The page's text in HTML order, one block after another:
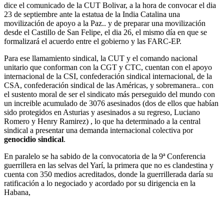
dice el comunicado de la CUT Bolivar, a la hora de convocar el dia
23 de septiembre ante la estatua de la India Catalina una
movilización de apoyo a la Paz.. y de preparar una movilización
desde el Castillo de San Felipe, el dia 26, el mismo día en que se
formalizará el acuerdo entre el gobierno y las FARC-EP.
Para ese llamamiento sindical, la CUT y el comando nacional
unitario que conforman con la CGT y CTC, cuentan con el apoyo
internacional de la CSI, confederación sindical internacional, de la
CSA, confederación sindical de las Américas, y sobremanera.. con
el sustento moral de ser el sindicato más perseguido del mundo con
un increible acumulado de 3076 asesinados (dos de ellos que habían
sido protegidos en Asturias y asesinados a su regreso, Luciano
Romero y Henry Ramirez) , lo que ha determinado a la central
sindical a presentar una demanda internacional colectiva por
genocidio sindical.
En paralelo se ha sabido de la convocatoria de la 9ª Conferencia
guerrillera en las selvas del Yarí, la primera que no es clandestina y
cuenta con 350 medios acreditados, donde la guerrillerada daría su
ratificación a lo negociado y acordado por su dirigencia en la
Habana,